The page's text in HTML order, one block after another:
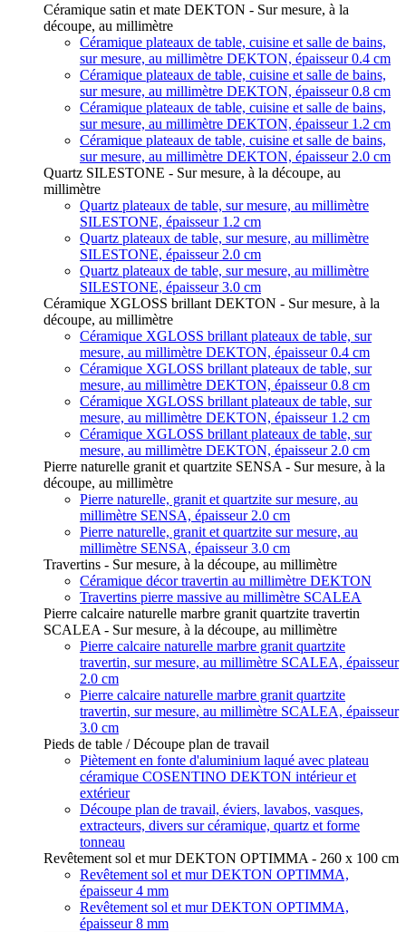
Céramique satin et mate DEKTON - Sur mesure, à la
découpe, au millimètre
Céramique plateaux de table, cuisine et salle de bains,
sur mesure, au millimètre DEKTON, épaisseur 0.4 cm
Céramique plateaux de table, cuisine et salle de bains,
sur mesure, au millimètre DEKTON, épaisseur 0.8 cm
Céramique plateaux de table, cuisine et salle de bains,
sur mesure, au millimètre DEKTON, épaisseur 1.2 cm
Céramique plateaux de table, cuisine et salle de bains,
sur mesure, au millimètre DEKTON, épaisseur 2.0 cm
Quartz SILESTONE - Sur mesure, à la découpe, au
millimètre
Quartz plateaux de table, sur mesure, au millimètre
SILESTONE, épaisseur 1.2 cm
Quartz plateaux de table, sur mesure, au millimètre
SILESTONE, épaisseur 2.0 cm
Quartz plateaux de table, sur mesure, au millimètre
SILESTONE, épaisseur 3.0 cm
Céramique XGLOSS brillant DEKTON - Sur mesure, à la
découpe, au millimètre
Céramique XGLOSS brillant plateaux de table, sur
mesure, au millimètre DEKTON, épaisseur 0.4 cm
Céramique XGLOSS brillant plateaux de table, sur
mesure, au millimètre DEKTON, épaisseur 0.8 cm
Céramique XGLOSS brillant plateaux de table, sur
mesure, au millimètre DEKTON, épaisseur 1.2 cm
Céramique XGLOSS brillant plateaux de table, sur
mesure, au millimètre DEKTON, épaisseur 2.0 cm
Pierre naturelle granit et quartzite SENSA - Sur mesure, à la
découpe, au millimètre
Pierre naturelle, granit et quartzite sur mesure, au
millimètre SENSA, épaisseur 2.0 cm
Pierre naturelle, granit et quartzite sur mesure, au
millimètre SENSA, épaisseur 3.0 cm
Travertins - Sur mesure, à la découpe, au millimètre
Céramique décor travertin au millimètre DEKTON
Travertins pierre massive au millimètre SCALEA
Pierre calcaire naturelle marbre granit quartzite travertin
SCALEA - Sur mesure, à la découpe, au millimètre
Pierre calcaire naturelle marbre granit quartzite
travertin, sur mesure, au millimètre SCALEA, épaisseur
2.0 cm
Pierre calcaire naturelle marbre granit quartzite
travertin, sur mesure, au millimètre SCALEA, épaisseur
3.0 cm
Pieds de table / Découpe plan de travail
Piètement en fonte d'aluminium laqué avec plateau
céramique COSENTINO DEKTON intérieur et
extérieur
Découpe plan de travail, éviers, lavabos, vasques,
extracteurs, divers sur céramique, quartz et forme
tonneau
Revêtement sol et mur DEKTON OPTIMMA - 260 x 100 cm
Revêtement sol et mur DEKTON OPTIMMA,
épaisseur 4 mm
Revêtement sol et mur DEKTON OPTIMMA,
épaisseur 8 mm